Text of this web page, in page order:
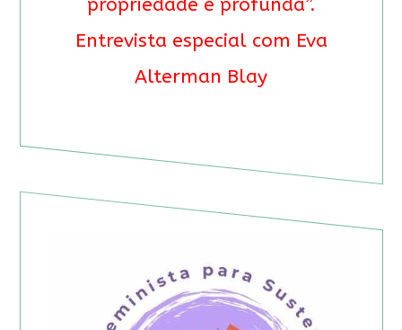
propriedade é profunda”.
Entrevista especial com Eva
Alterman Blay